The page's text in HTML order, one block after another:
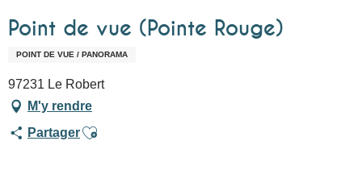
Point de vue (Pointe Rouge)
POINT DE VUE / PANORAMA
97231 Le Robert
M'y rendre
PartagerAjouter aux favoris